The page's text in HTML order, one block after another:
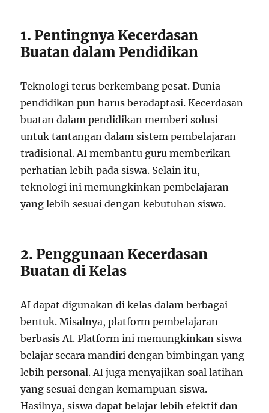
1. Pentingnya Kecerdasan
Buatan dalam Pendidikan
Teknologi terus berkembang pesat. Dunia
pendidikan pun harus beradaptasi. Kecerdasan
buatan dalam pendidikan memberi solusi
untuk tantangan dalam sistem pembelajaran
tradisional. AI membantu guru memberikan
perhatian lebih pada siswa. Selain itu,
teknologi ini memungkinkan pembelajaran
yang lebih sesuai dengan kebutuhan siswa.
2. Penggunaan Kecerdasan
Buatan di Kelas
AI dapat digunakan di kelas dalam berbagai
bentuk. Misalnya, platform pembelajaran
berbasis AI. Platform ini memungkinkan siswa
belajar secara mandiri dengan bimbingan yang
lebih personal. AI juga menyajikan soal latihan
yang sesuai dengan kemampuan siswa.
Hasilnya, siswa dapat belajar lebih efektif dan